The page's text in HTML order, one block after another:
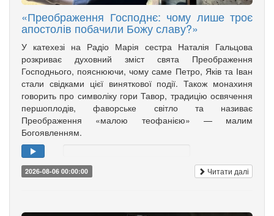
«Преображення Господнє: чому лише троє
апостолів побачили Божу славу?»
У катехезі на Радіо Марія сестра Наталія Гальцова
розкриває духовний зміст свята Преображення
Господнього, пояснюючи, чому саме Петро, Яків та Іван
стали свідками цієї виняткової події. Також монахиня
говорить про символіку гори Тавор, традицію освячення
першоплодів, фаворське світло та називає
Преображення «малою теофанією» — малим
Богоявленням.
2026-08-06 00:00:00 Читати далі